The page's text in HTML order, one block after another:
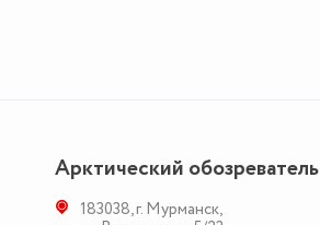
Арктический обозреватель
183038,г. Мурманск,